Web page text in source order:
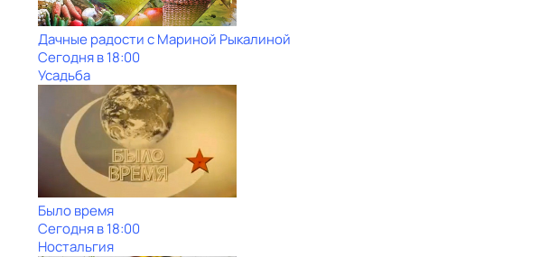
Дачные радости с Мариной Рыкалиной
Сегодня в 18:00
Усадьба
Было время
Сегодня в 18:00
Ностальгия